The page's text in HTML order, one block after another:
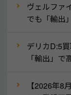
でも高価買取
はWebで簡単
実績」で確認
⑤車内の簡
しばらく乗っ
ヴェルファ
でも「輸出
デリカD:5
「輸出」で
【2026年8